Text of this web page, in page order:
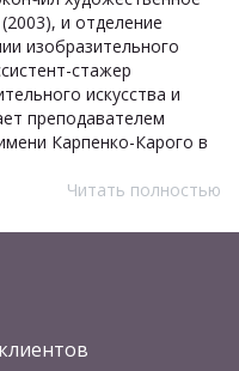
и отделение
изобразительного
стажер
искусства и
преподавателем
Карпенко-Карого в
Читать полностью